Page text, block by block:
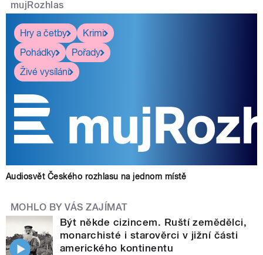
mujRozhlas
Hry a četby
Krimi
Pohádky
Pořady
Živé vysílání
Audiosvět Českého rozhlasu na jednom místě
MOHLO BY VÁS ZAJÍMAT
Být někde cizincem. Ruští zemědělci,
monarchisté i starověrci v jižní části
amerického kontinentu